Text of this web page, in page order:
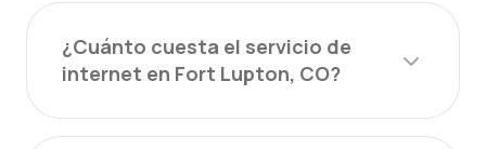
¿Cuánto cuesta el servicio de
internet en Fort Lupton, CO?